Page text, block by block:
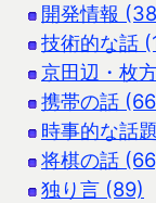
開発情報
技術的な話
京田辺・枚
携帯の話
時事的な話
将棋の話
独り言 (89)